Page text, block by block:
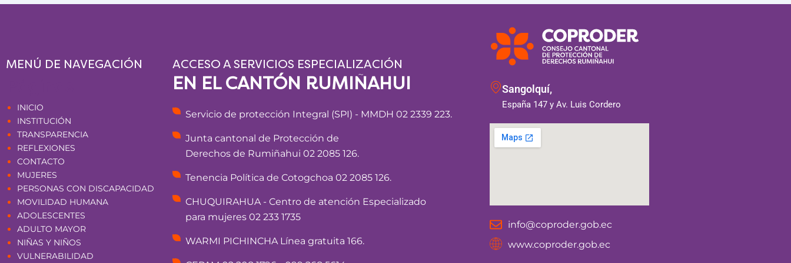
MENÚ DE NAVEGACIÓN
INICIO
INSTITUCIÓN
TRANSPARENCIA
REFLEXIONES
CONTACTO
MUJERES
PERSONAS CON DISCAPACIDAD
MOVILIDAD HUMANA
ADOLESCENTES
ADULTO MAYOR
NIÑAS Y NIÑOS
VULNERABILIDAD
ACCESO A SERVICIOS ESPECIALIZACIÓN
EN EL CANTÓN RUMIÑAHUI
Servicio de protección Integral (SPI) - MMDH 02 2339 223.
Junta cantonal de Protección de
Derechos de Rumiñahui 02 2085 126.
Tenencia Política de Cotogchoa 02 2085 126.
CHUQUIRAHUA - Centro de atención Especializado
para mujeres 02 233 1735
WARMI PICHINCHA Línea gratuita 166.
Sangolquí,
España 147 y Av. Luis Cordero
info@coproder.gob.ec
www.coproder.gob.ec